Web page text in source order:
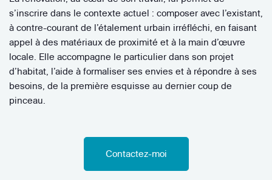
s’inscrire dans le contexte actuel : composer avec l’existant,
à contre-courant de l’étalement urbain irréfléchi, en faisant
appel à des matériaux de proximité et à la main d’œuvre
locale. Elle accompagne le particulier dans son projet
d’habitat, l’aide à formaliser ses envies et à répondre à ses
besoins, de la première esquisse au dernier coup de
pinceau.
Contactez-moi